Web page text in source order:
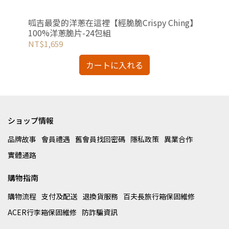
呱吉最愛的洋蔥在這裡【經脆脆Crispy Ching】
100%洋蔥脆片-24包組
NT$1,659
カートに入れる
ショップ情報
品牌故事 會員禮遇 舊會員找回密碼 隱私政策 異業合作
實體通路
購物指南
購物流程 支付及配送 退換貨服務 百夫長旅行箱保固維修
ACER行李箱保固維修 防詐騙資訊